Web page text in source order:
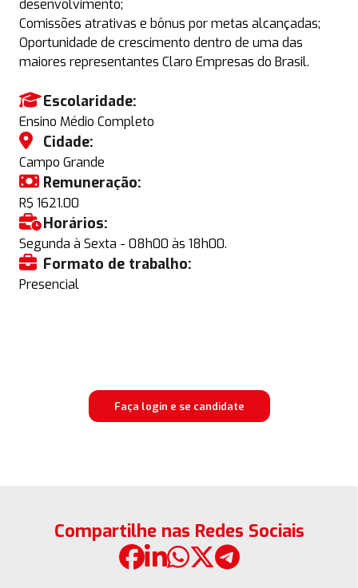
desenvolvimento;
Comissões atrativas e bônus por metas alcançadas;
Oportunidade de crescimento dentro de uma das
maiores representantes Claro Empresas do Brasil.
Escolaridade:
Ensino Médio Completo
Cidade:
Campo Grande
Remuneração:
R$ 1621.00
Horários:
Segunda à Sexta - 08h00 às 18h00.
Formato de trabalho:
Presencial
Faça login e se candidate
Compartilhe nas Redes Sociais